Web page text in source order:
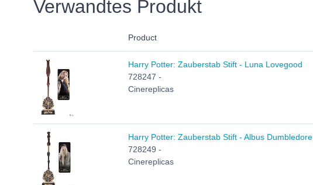
Verwandtes Produkt
Product
Harry Potter: Zauberstab Stift - Luna Lovegood
728247 -
Cinereplicas
Harry Potter: Zauberstab Stift - Albus Dumbledore
728249 -
Cinereplicas